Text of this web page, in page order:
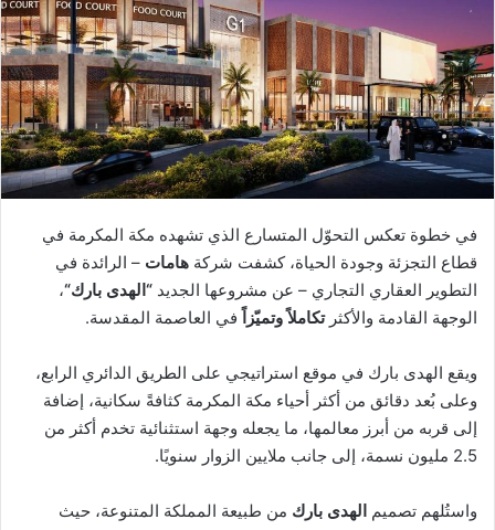
ي
د
ا
إ
ل
ك
و
ن
ي
ا
في خطوة تعكس التحوّل المتسارع الذي تشهده مكة المكرمة في
قطاع التجزئة وجودة الحياة، كشفت شركة هامات – الرائدة في
التطوير العقاري التجاري – عن مشروعها الجديد “الهدى بارك“،
الوجهة القادمة والأكثرتكاملاً وتميّزاًفي العاصمة المقدسة.
ويقع الهدى بارك في موقع استراتيجي على الطريق الدائري الرابع،
وعلى بُعد دقائق من أكثر أحياء مكة المكرمة كثافةً سكانية، إضافة
إلى قربه من أبرز معالمها، ما يجعله وجهة استثنائية تخدم أكثر من
2.5 مليون نسمة، إلى جانب ملايين الزوار سنويًا.
واستُلهم تصميم الهدى بارك من طبيعة المملكة المتنوعة، حيث